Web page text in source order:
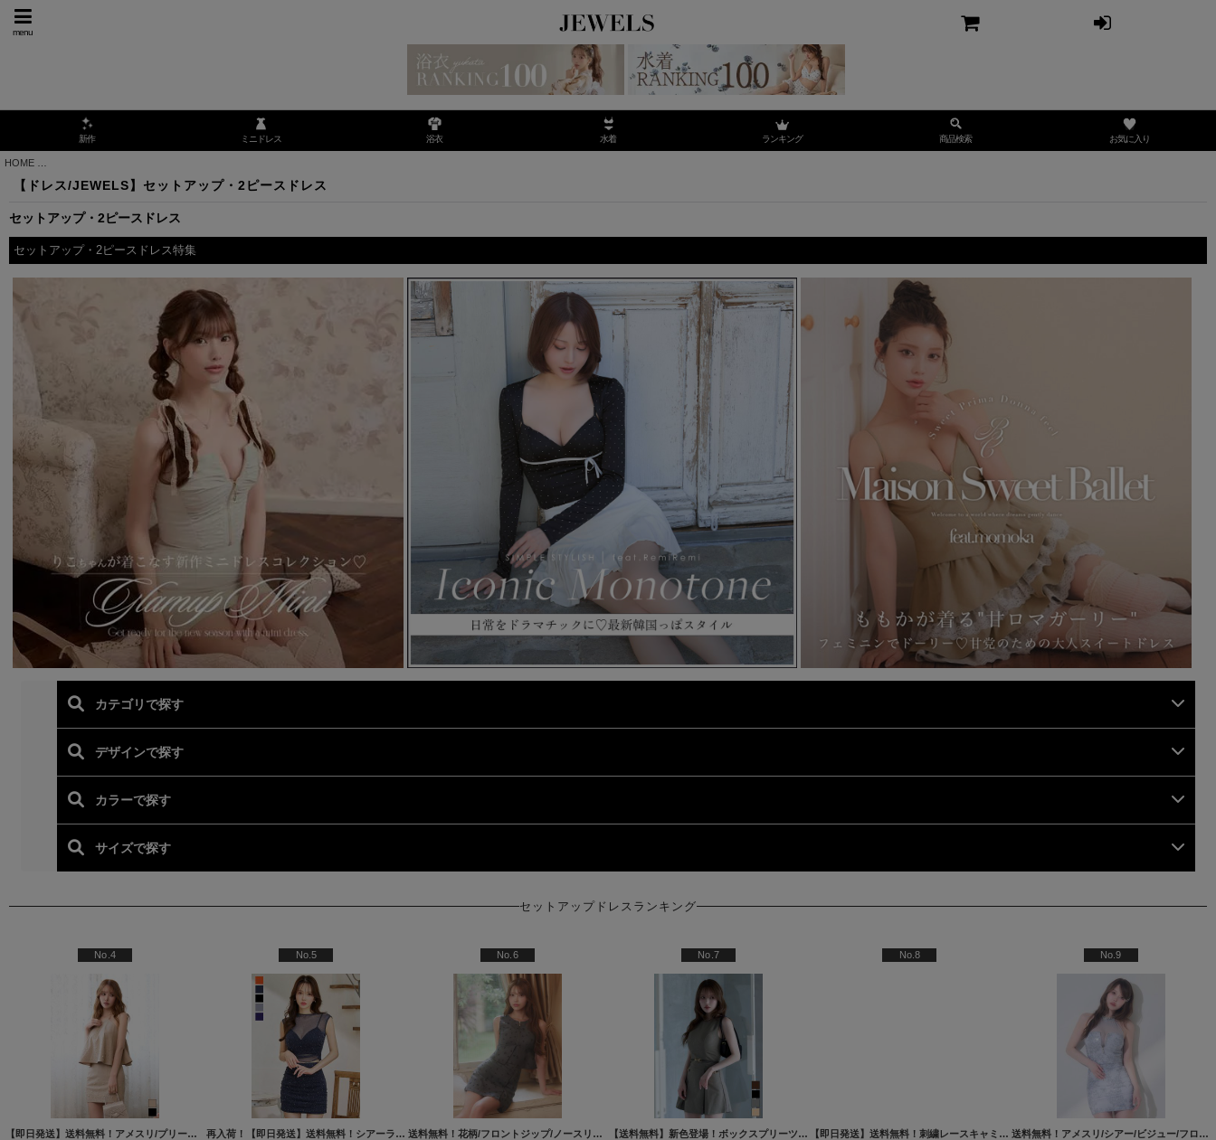
menu
新作 ミニドレス 浴衣 水着 ランキング 商品検索 お気に入り
HOME
【ドレス/JEWELS】セットアップ・2ピースドレス
セットアップ・2ピースドレス
セットアップ・2ピースドレス特集
セットアップドレスランキング
人気ランキング (セットアップ)
[5847YNdzwvAG-260620-1]
[5044YNdzw-240228-2] [8560SBdzmvIA-260717-1]
No.4
【即日発送】送料無料！アメスリ/プリーツ/ジップ/パール/ビジュー/タイト/スーツ生地/セットアップ/ミニドレス/キャバドレス【XS-Mサイズ/2カラー】[OF01]【SB】IA [8551SBIA-260522-1]
No.5
再入荷！【即日発送】送料無料！シアーラメビジューセットアップミニドレス/キャバドレス【XS-XLサイズ/5カラー】[OF03] 【YN】dzwg [AG5423YNdzwg-250825-2]
No.6
送料無料！花柄/フロントジップ/ノースリーブ/スーツ生地/ベルト/ラップスカート/Aライン/インナーパンツ/セットアップ/ミニドレス/キャバドレス【XS-Mサイズ/1カラー】[OF01]【SB】dzjvAG
No.7
【送料無料】新色登場！ボックスプリーツ/ノースリーブ/バイカラー/スーツ生地/無地/インナーパンツ/セットアップ/ミニドレス/キャバドレス【XS-XLサイズ/4カラー】[OF01]【SB】dzquAG
No.8
【即日発送】送料無料！刺繍レースキャミセットアップドレス/キャバドレス【XS-Lサイズ/2カラー】[OF03] 【YN】dzw
No.9
送料無料！アメスリ/シアー/ビジュー/フロントジップ/ノースリーブ/刺繍/谷間見せ/セットアップ/インナーパンツ付/タイト/ミニドレス/キャバドレス【XS-Mサイズ/1カラー】[OF03]【YN】dzwvJS